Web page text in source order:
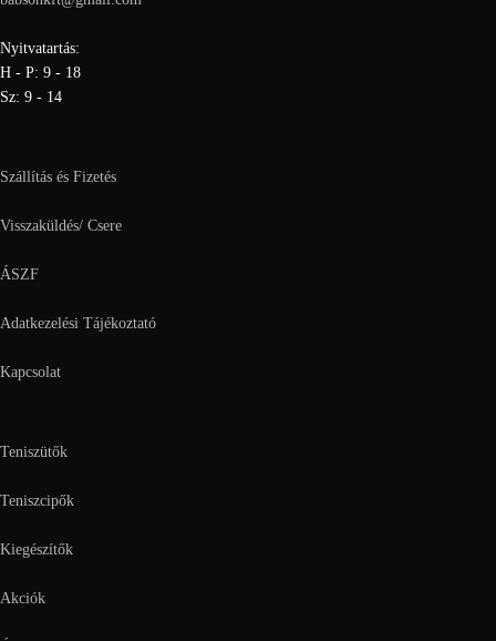
Nyitvatartás:
H - P: 9 - 18
Sz: 9 - 14
Szállítás és Fizetés
Visszaküldés/ Csere
ÁSZF
Adatkezelési Tájékoztató
Kapcsolat
Teniszütők
Teniszcipők
Kiegészítők
Akciók